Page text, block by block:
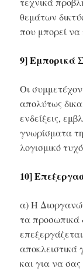
θεμάτων
που μπορεί να
9] Εμπορικά
Οι
απολύτως
ενδείξεις,
γνωρίσματα
λογισμικό
10]
α) Η
τα προσωπικά
αποκλειστικά
και για να